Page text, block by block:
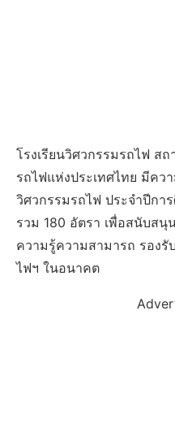
โรงเรียนวิศวกรรมรถไฟ ส
รถไฟแห่งประเทศไทย มีคว
วิศวกรรมรถไฟ ประจำปีกา
รวม 180 อัตรา เพื่อสนับส
ความรู้ความสามารถ รองรั
ไฟฯ ในอนาคต